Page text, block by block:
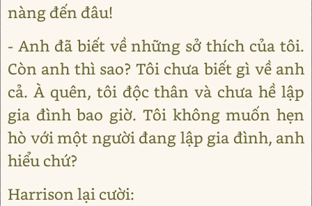
nàng đến đâu!
- Anh đã biết về những sở thích của tôi.
Còn anh thì sao? Tôi chưa biết gì về anh
cả. À quên, tôi độc thân và chưa hề lập
gia đình bao giờ. Tôi không muốn hẹn
hò với một người đang lập gia đình, anh
hiểu chứ?
Harrison lại cười: